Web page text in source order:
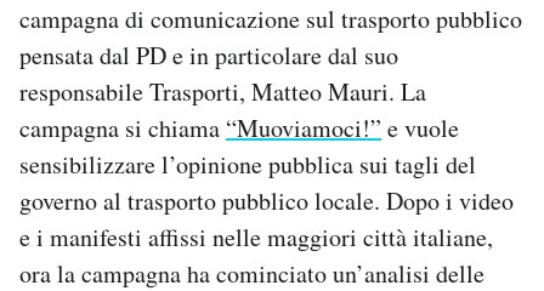
I MIEI PREFERITI
CALENDARIO
AREA PERSONALE
campagna di comunicazione sul trasporto pubblico
pensata dal PD e in particolare dal suo
responsabile Trasporti, Matteo Mauri. La
campagna si chiama “Muoviamoci!” e vuole
sensibilizzare l’opinione pubblica sui tagli del
governo al trasporto pubblico locale. Dopo i video
e i manifesti affissi nelle maggiori città italiane,
ora la campagna ha cominciato un’analisi delle